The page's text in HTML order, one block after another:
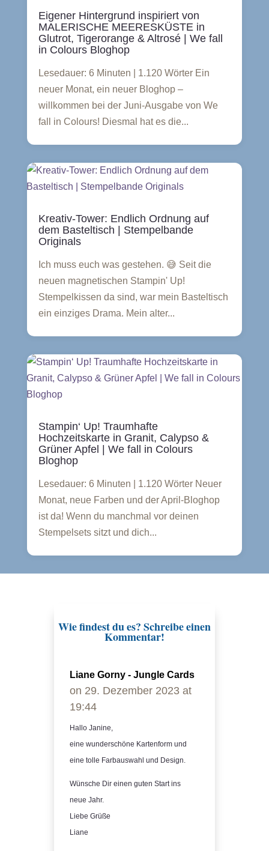
Eigener Hintergrund inspiriert von
MALERISCHE MEERESKÜSTE in
Glutrot, Tigerorange & Altrosé | We fall
in Colours Bloghop
Lesedauer: 6 Minuten | 1.120 Wörter Ein
neuer Monat, ein neuer Bloghop –
willkommen bei der Juni-Ausgabe von We
fall in Colours! Diesmal hat es die...
Kreativ-Tower: Endlich Ordnung auf
dem Basteltisch | Stempelbande
Originals
Ich muss euch was gestehen. 😅 Seit die
neuen magnetischen Stampin' Up!
Stempelkissen da sind, war mein Basteltisch
ein einziges Drama. Mein alter...
Stampin‘ Up! Traumhafte
Hochzeitskarte in Granit, Calypso &
Grüner Apfel | We fall in Colours
Bloghop
Lesedauer: 6 Minuten | 1.120 Wörter Neuer
Monat, neue Farben und der April-Bloghop
ist da! Wenn du manchmal vor deinen
Stempelsets sitzt und dich...
Wie findest du es? Schreibe einen
Kommentar!
Liane Gorny - Jungle Cards
on 29. Dezember 2023 at
19:44
Hallo Janine,
eine wunderschöne Kartenform und
eine tolle Farbauswahl und Design.
Wünsche Dir einen guten Start ins
neue Jahr.
Liebe Grüße
Liane